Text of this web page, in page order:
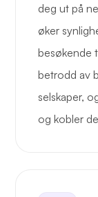
deg ut på
øker
besøkende
betrodd av
selskaper,
og kobler